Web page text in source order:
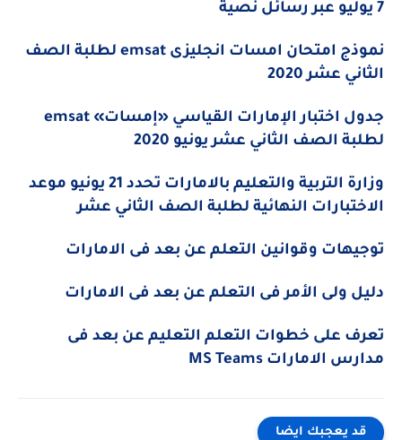
7 يوليو عبر رسائل نصية
نموذج امتحان امسات انجليزى
emsat لطلبة الصف
الثاني عشر 2020
جدول اختبار الإمارات القياسي «إمسات
» emsat
لطلبة الصف الثاني عشر يونيو 2020
وزارة التربية والتعليم بالامارات تحدد 21 يونيو موعد
الاختبارات النهائية لطلبة الصف الثاني عشر
توجيهات وقوانين التعلم عن بعد فى الامارات
دليل ولى الأمر فى التعلم عن بعد فى الامارات
تعرف على خطوات التعلم التعليم عن بعد فى
مدارس الامارات
قد يعجبك ايضا